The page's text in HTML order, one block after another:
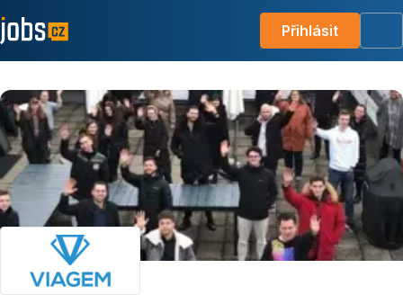
Přihlásit